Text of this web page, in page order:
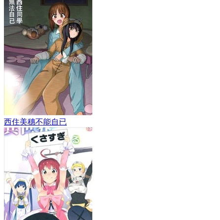
西住美穗不能自已